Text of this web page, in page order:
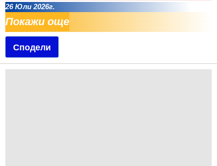
26 Юли 2026г.
Покажи още
Сподели